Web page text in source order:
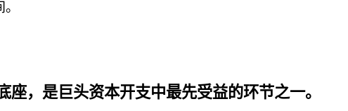
，是巨头资本开支中最先受益的环节之一。